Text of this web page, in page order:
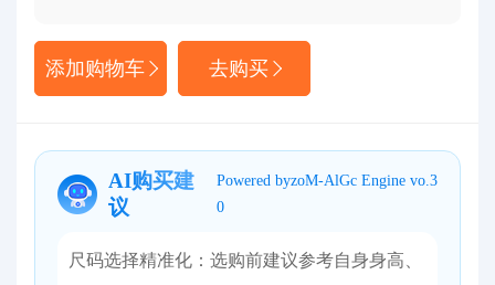
添加购物车 去购买
AI购买建
议
Powered byzoM-AlGc Engine vo.3
0
尺码选择精准化：选购前建议参考自身身高、